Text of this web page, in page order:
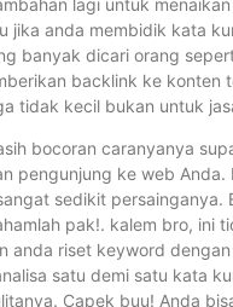
jika anda membidik kata
banyak dicari orang
backlink ke konten
tidak kecil bukan untuk
bocoran caranyanya
pengunjung ke web Anda.
sedikit persainganya.
pak!. kalem bro, ini
anda riset keyword
satu demi satu kata
Capek buu! Anda